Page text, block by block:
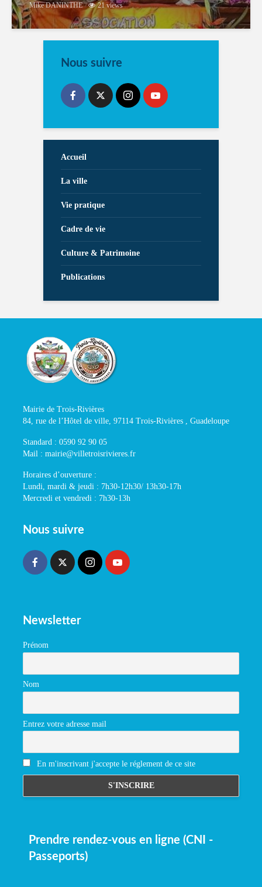
Mike DANINTHE 21 views
Nous suivre
Accueil
La ville
Vie pratique
Cadre de vie
Culture & Patrimoine
Publications
Mairie de Trois-Rivières
84, rue de l’Hôtel de ville, 97114 Trois-Rivières , Guadeloupe
Standard : 0590 92 90 05
Mail : mairie@villetroisrivieres.fr
Horaires d’ouverture :
Lundi, mardi & jeudi : 7h30-12h30/ 13h30-17h
Mercredi et vendredi : 7h30-13h
Nous suivre
Newsletter
Prénom
Nom
Entrez votre adresse mail
En m'inscrivant j'accepte le réglement de ce site
Prendre rendez-vous en ligne (CNI -
Passeports)